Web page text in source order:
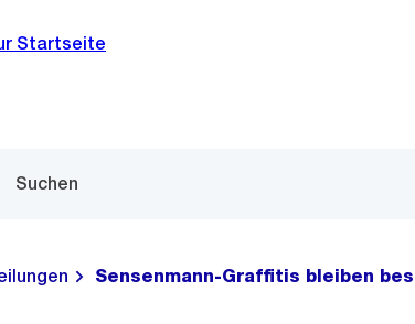
Suchen
Sensenmann-Graffitis bleiben